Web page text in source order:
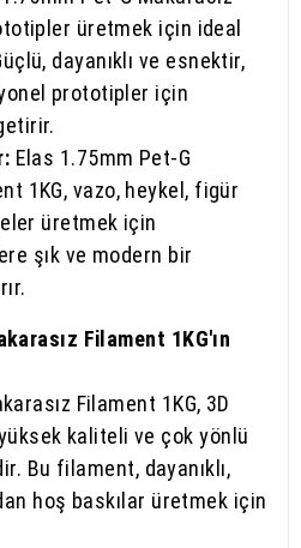
üretmek için ideal
dayanıklı ve esnektir,
prototipler için
Elas 1.75mm Pet-G
1KG, vazo, heykel, figür
üretmek için
şık ve modern bir
Filament 1KG'ın
Filament 1KG, 3D
kaliteli ve çok yönlü
Bu filament, dayanıklı,
hoş baskılar üretmek için